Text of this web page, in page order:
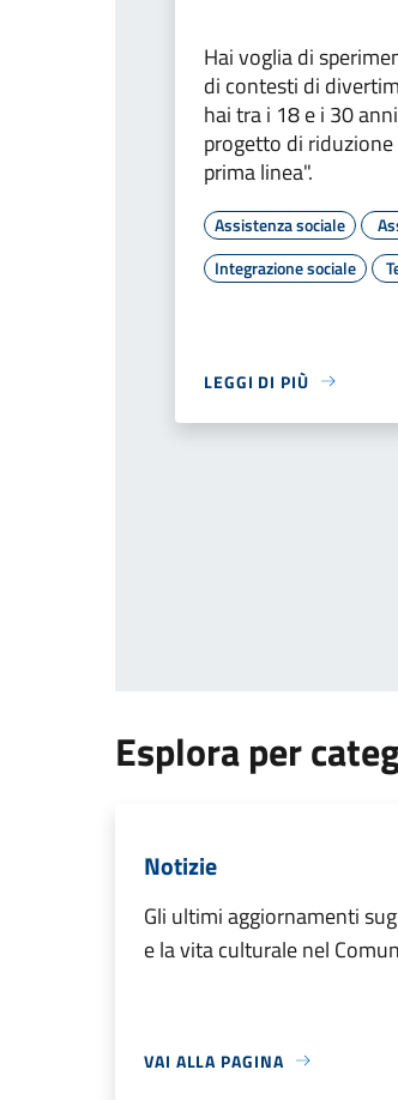
Hai voglia di
di contesti di
hai tra i 18 e i 30
progetto di
prima linea".
Assistenza sociale
Integrazione sociale
LEGGI DI PIÙ
Esplora per
Notizie
Gli ultimi aggiornamenti
e la vita culturale nel
VAI ALLA PAGINA